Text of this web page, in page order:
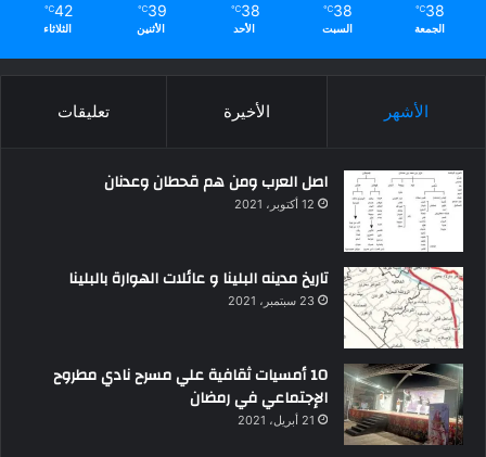
38
℃
الجمعة
38
℃
السبت
38
℃
الأحد
39
℃
الأثنين
42
℃
الثلاثاء
الأشهر الأخيرة تعليقات
اصل العرب ومن هم قحطان وعدنان
12 أكتوبر، 2021
تاريخ مدينه البلينا و عائلات الهوارة بالبلينا
23 سبتمبر، 2021
10 أمسيات ثقافية علي مسرح نادي مطروح
الإجتماعي في رمضان
21 أبريل، 2021